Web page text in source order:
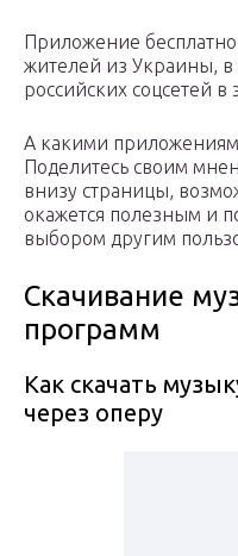
Приложение
жителей из Украины, в
российских соцсетей в
А какими
Поделитесь своим
внизу страницы,
окажется полезным и
выбором другим
Скачивание
программ
Как скачать
через оперу